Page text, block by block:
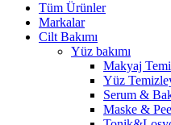
Tüm Ürünler
Markalar
Cilt Bakımı
Yüz bakımı
Makyaj
Yüz
Serum &
Maske &